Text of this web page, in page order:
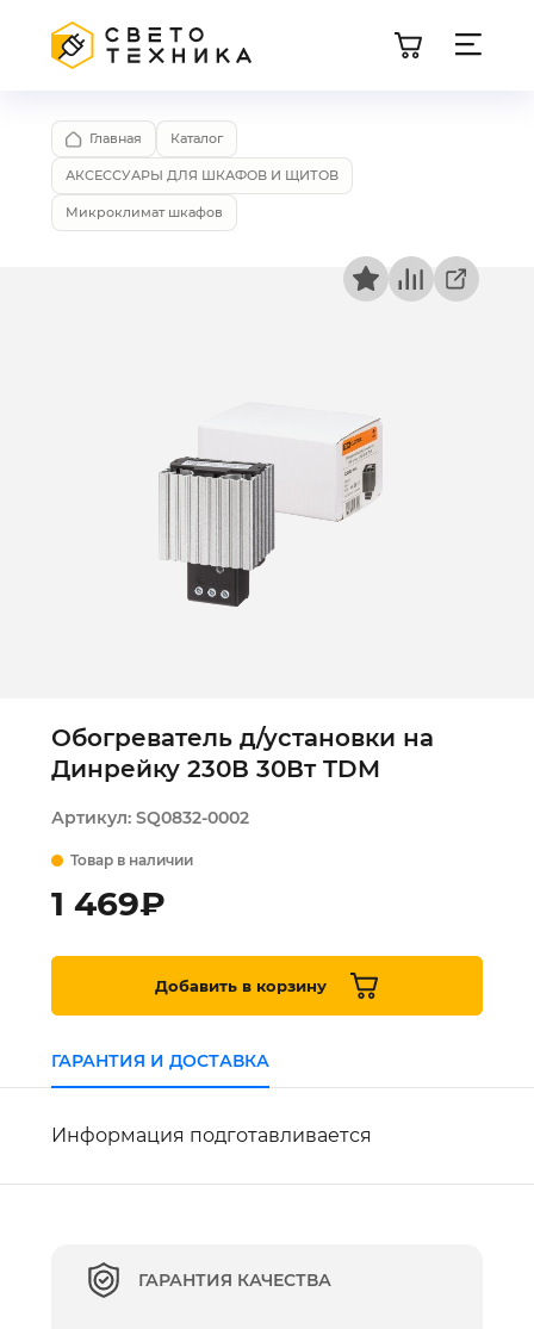
Главная Каталог
АКСЕССУАРЫ ДЛЯ ШКАФОВ И ЩИТОВ
Микроклимат шкафов
Обогреватель д/установки на
Динрейку 230В 30Вт TDM
Артикул: SQ0832-0002
Товар в наличии
1 469₽
Добавить в корзину
ГАРАНТИЯ И ДОСТАВКА
Информация подготавливается
ГАРАНТИЯ КАЧЕСТВА